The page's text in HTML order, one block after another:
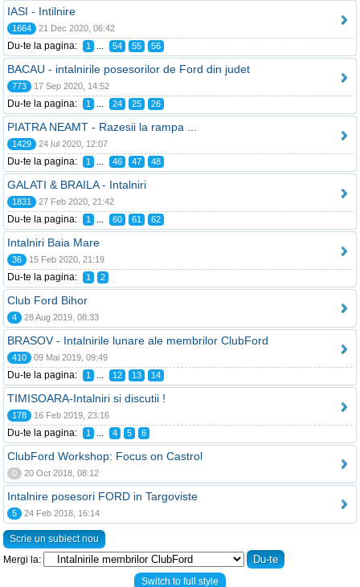
IASI - Intilnire
1664 21 Dec 2020, 06:42
Du-te la pagina: 1 ... 54 55 56
BACAU - intalnirile posesorilor de Ford din judet
773 17 Sep 2020, 14:52
Du-te la pagina: 1 ... 24 25 26
PIATRA NEAMT - Razesii la rampa ...
1429 24 Iul 2020, 12:07
Du-te la pagina: 1 ... 46 47 48
GALATI & BRAILA - Intalniri
1831 27 Feb 2020, 21:42
Du-te la pagina: 1 ... 60 61 62
Intalniri Baia Mare
36 15 Feb 2020, 21:19
Du-te la pagina: 1 2
Club Ford Bihor
4 28 Aug 2019, 08:33
BRASOV - Intalnirile lunare ale membrilor ClubFord
410 09 Mai 2019, 09:49
Du-te la pagina: 1 ... 12 13 14
TIMISOARA-Intalniri si discutii !
178 16 Feb 2019, 23:16
Du-te la pagina: 1 ... 4 5 6
ClubFord Workshop: Focus on Castrol
0 20 Oct 2018, 08:12
Intalnire posesori FORD in Targoviste
5 24 Feb 2018, 16:14
Scrie un subiect nou
Mergi la:
Switch to full style